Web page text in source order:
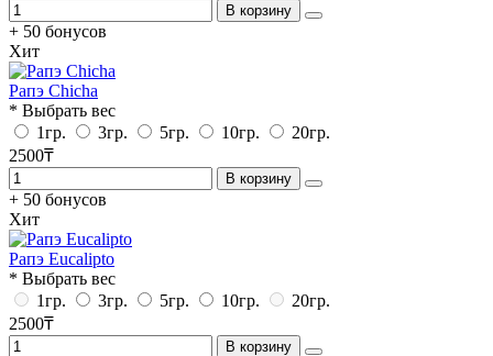
В корзину
+ 50 бонусов
Хит
Рапэ Chicha
* Выбрать вес
1гр.
3гр. 5гр. 10гр.
20гр.
2500₸
В корзину
+ 50 бонусов
Хит
Рапэ Eucalipto
* Выбрать вес
1гр.
3гр. 5гр. 10гр.
20гр.
2500₸
В корзину